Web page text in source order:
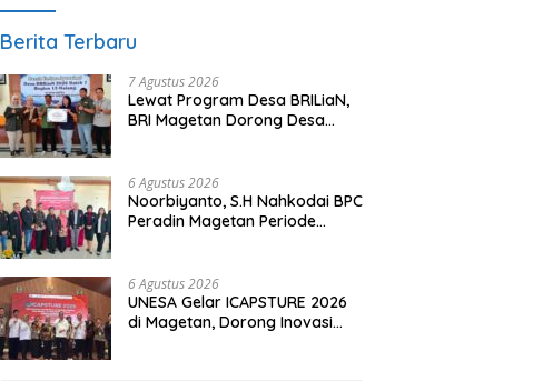
Berita Terbaru
7 Agustus 2026
Lewat Program Desa BRILiaN,
BRI Magetan Dorong Desa
6 Agustus 2026
Noorbiyanto, S.H Nahkodai BPC
Peradin Magetan Periode
6 Agustus 2026
UNESA Gelar ICAPSTURE 2026
di Magetan, Dorong Inovasi